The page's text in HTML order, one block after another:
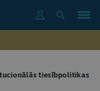
tiesībpolitikas